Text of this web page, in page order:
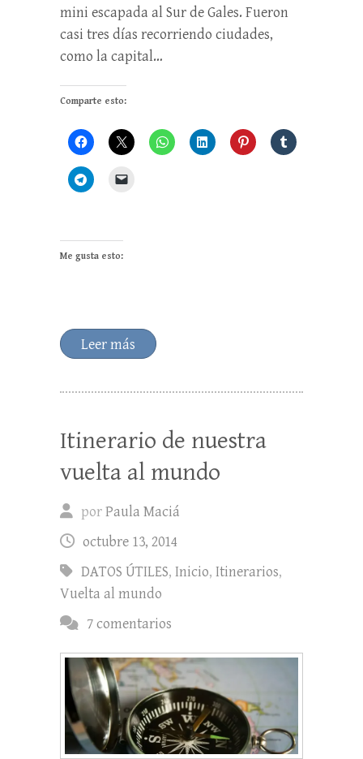
mini escapada al Sur de Gales. Fueron
casi tres días recorriendo ciudades,
como la capital…
Comparte esto:
Me gusta esto:
Leer más
Itinerario de nuestra
vuelta al mundo
porPaula Maciá
octubre 13, 2014
DATOS ÚTILES, Inicio, Itinerarios,
Vuelta al mundo
7 comentarios